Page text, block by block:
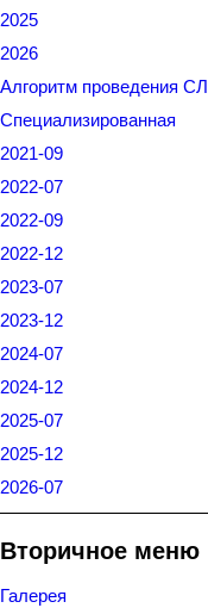
2025
2026
Алгоритм проведения
Специализированная
2021-09
2022-07
2022-09
2022-12
2023-07
2023-12
2024-07
2024-12
2025-07
2025-12
2026-07
Вторичное меню
Галерея